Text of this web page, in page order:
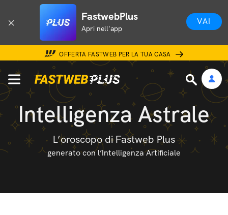
FastwebPlus
Apri nell'app
VAI
OFFERTA FASTWEB PER LA TUA CASA
Intelligenza Astrale
L’oroscopo di Fastweb Plus
generato con l’Intelligenza Artificiale